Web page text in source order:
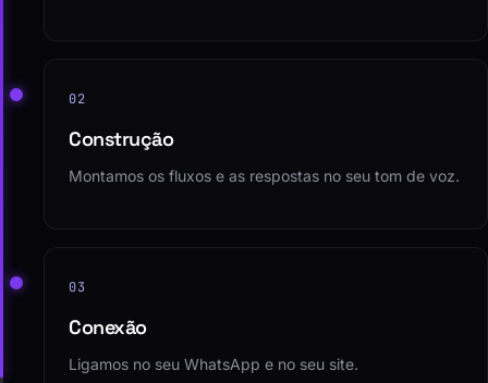
02
Construção
Montamos os fluxos e as respostas no seu tom de voz.
03
Conexão
Ligamos no seu WhatsApp e no seu site.